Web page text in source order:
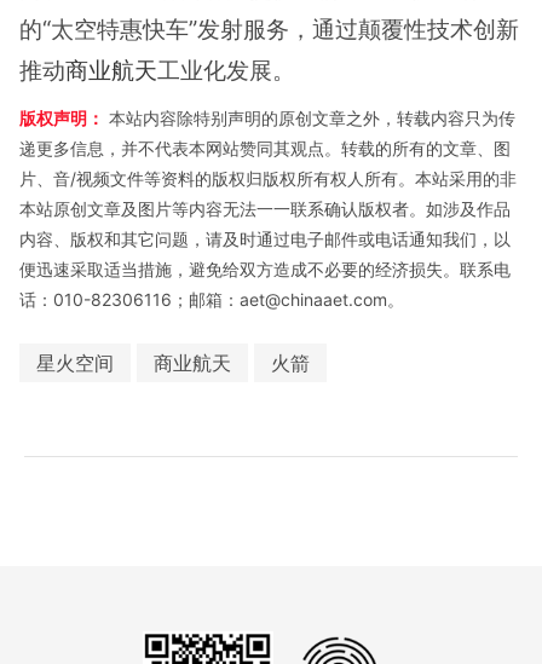
的“太空特惠快车”发射服务，通过颠覆性技术创新
推动商业航天工业化发展。
版权声明： 本站内容除特别声明的原创文章之外，转载内容只为传
递更多信息，并不代表本网站赞同其观点。转载的所有的文章、图
片、音/视频文件等资料的版权归版权所有权人所有。本站采用的非
本站原创文章及图片等内容无法一一联系确认版权者。如涉及作品
内容、版权和其它问题，请及时通过电子邮件或电话通知我们，以
便迅速采取适当措施，避免给双方造成不必要的经济损失。联系电
话：010-82306116；邮箱：aet@chinaaet.com。
星火空间 商业航天 火箭